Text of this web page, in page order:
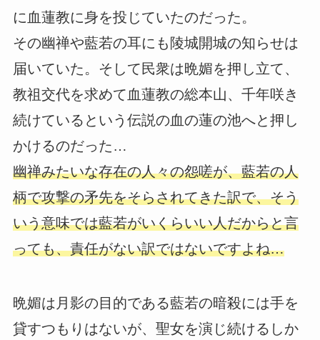
に血蓮教に身を投じていたのだった。
その幽禅や藍若の耳にも陵城開城の知らせは
届いていた。そして民衆は晩媚を押し立て、
教祖交代を求めて血蓮教の総本山、千年咲き
続けているという伝説の血の蓮の池へと押し
かけるのだった…
幽禅みたいな存在の人々の怨嗟が、藍若の人
柄で攻撃の矛先をそらされてきた訳で、そう
いう意味では藍若がいくらいい人だからと言
っても、責任がない訳ではないですよね…
晩媚は月影の目的である藍若の暗殺には手を
貸すつもりはないが、聖女を演じ続けるしか